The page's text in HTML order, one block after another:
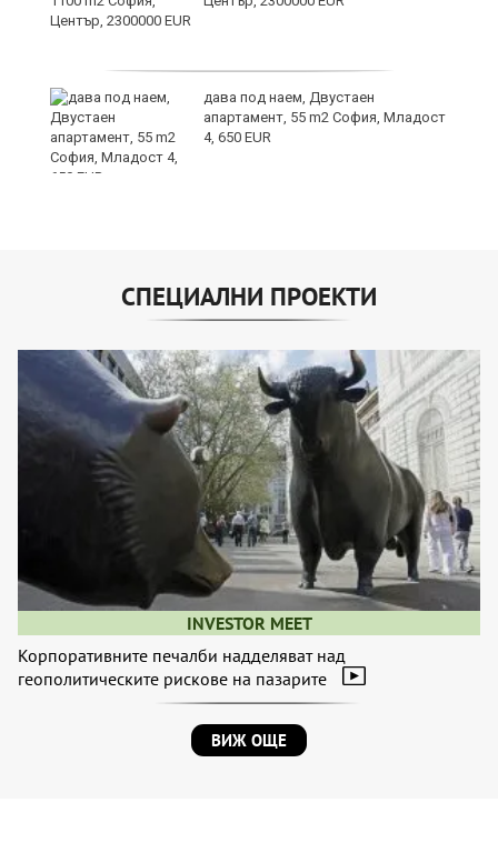
дава под наем, Двустаен
апартамент, 55 m2 София, Младост
4, 650 EUR
СПЕЦИАЛНИ ПРОЕКТИ
INVESTOR MEET
Корпоративните печалби надделяват над
геополитическите рискове на пазарите
ВИЖ ОЩЕ